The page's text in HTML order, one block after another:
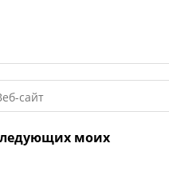
моих